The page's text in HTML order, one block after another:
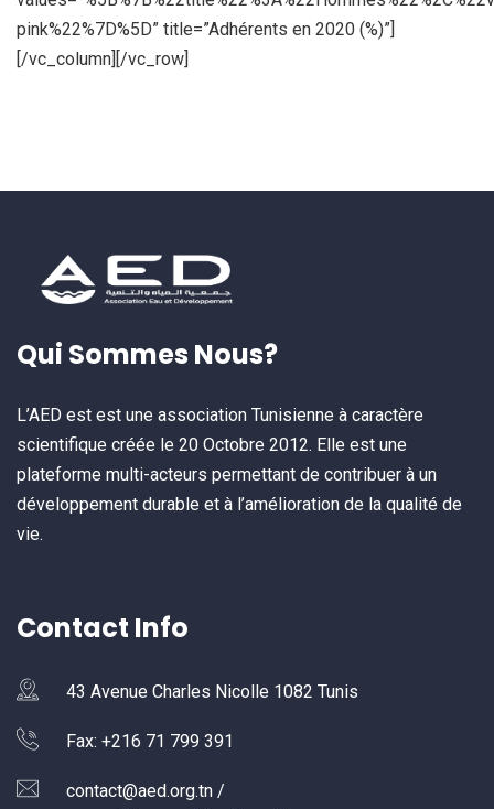
pink%22%7D%5D” title=”Adhérents en 2020 (%)”]
[/vc_column][/vc_row]
Qui Sommes Nous?
L’AED est est une association Tunisienne à caractère
scientifique créée le 20 Octobre 2012. Elle est une
plateforme multi-acteurs permettant de contribuer à un
développement durable et à l’amélioration de la qualité de
vie.
Contact Info
43 Avenue Charles Nicolle 1082 Tunis
Fax: +216 71 799 391
contact@aed.org.tn /